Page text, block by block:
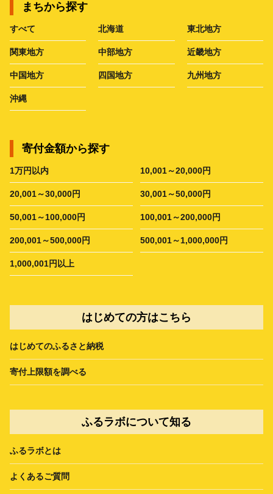
まちから探す
すべて 北海道 東北地方
関東地方 中部地方 近畿地方
中国地方 四国地方 九州地方
沖縄
寄付金額から探す
1万円以内 10,001～20,000円
20,001～30,000円 30,001～50,000円
50,001～100,000円 100,001～200,000円
200,001～500,000円 500,001～1,000,000円
1,000,001円以上
はじめての方はこちら
はじめてのふるさと納税
寄付上限額を調べる
ふるラボについて知る
ふるラボとは
よくあるご質問